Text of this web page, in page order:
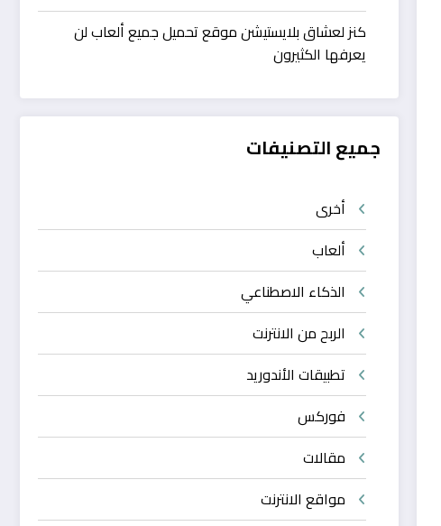
كنز لعشاق بلايستيشن موقع تحميل جميع ألعاب لن
يعرفها الكثيرون
جميع التصنيفات
أخرى
ألعاب
الذكاء الاصطناعي
الربح من الانترنت
تطبيقات الأندوريد
فوركس
مقالات
مواقع الانترنت